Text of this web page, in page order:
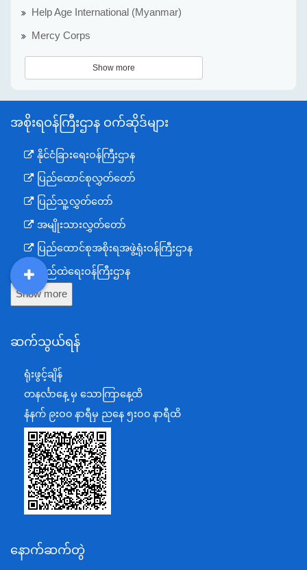
Help Age International (Myanmar)
Mercy Corps
Show more
အစိုးရဝန်ကြီးဌာန ဝက်ဆိုဒ်များ
နိုင်ငံခြားရေးဝန်ကြီးဌာန
ပြည်ထောင်စုလွှတ်တော်
ပြည်သူ့လွှတ်တော်
အမျိုးသားလွှတ်တော်
ပြည်ထောင်စုအစိုးရအဖွဲ့ရုံးဝန်ကြီးဌာန
ပြည်ထဲရေးဝန်ကြီးဌာန
ကာကွယ်ရေးဝန်ကြီးဌာန
စီမံကိန်း၊ဘဏ္ဍာရေးနှင့်စက်မှုဝန်ကြီးဌာန
အပြည်ပြည်ဆိုင်ရာပူးပေါင်းဆောင်ရွက်ရေးဝန်ကြီးဌာန
ပြန်ကြားရေးဝန်ကြီးဌာန
သာသနာရေးနှင့် ယဉ်ကျေးမှုဝန်ကြီးဌာန
စိုက်ပျိုးရေး၊မွေးမြူရေးနှင့်ဆည်မြောင်းဝန်ကြီးဌာန
ပို့ဆောင်ရေးနှင့်ဆက်သွယ်ရေးဝန်ကြီးဌာန
သယံဇာတနှင့်ပတ်ဝန်းကျင်ထိန်းသိမ်းရေးဝန်ကြီးဌာန
အလုပ်သမား၊လူဝင်မှုကြီးကြပ်ရေးနှင့်ပြည်သူ့အင်အား
Show more
ဆက်သွယ်ရန်
ရုံးဖွင့်ချိန်
တနင်္လာနေ့ မှ သောကြာနေ့ထိ
နံနက် ၉းဝ၀ နာရီမှ ညနေ ၅းဝ၀ နာရီထိ
နောက်ဆက်တွဲ
DDM